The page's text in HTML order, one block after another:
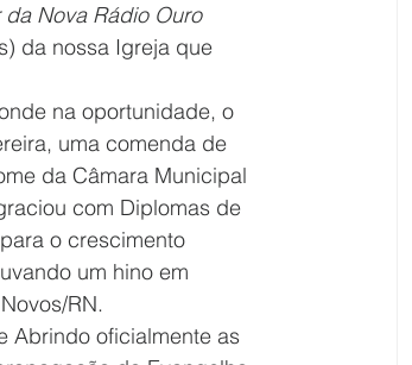
da Nova Rádio Ouro
da nossa Igreja que
na oportunidade, o
uma comenda de
da Câmara Municipal
com Diplomas de
o crescimento
um hino em
RN.
Abrindo oficialmente as